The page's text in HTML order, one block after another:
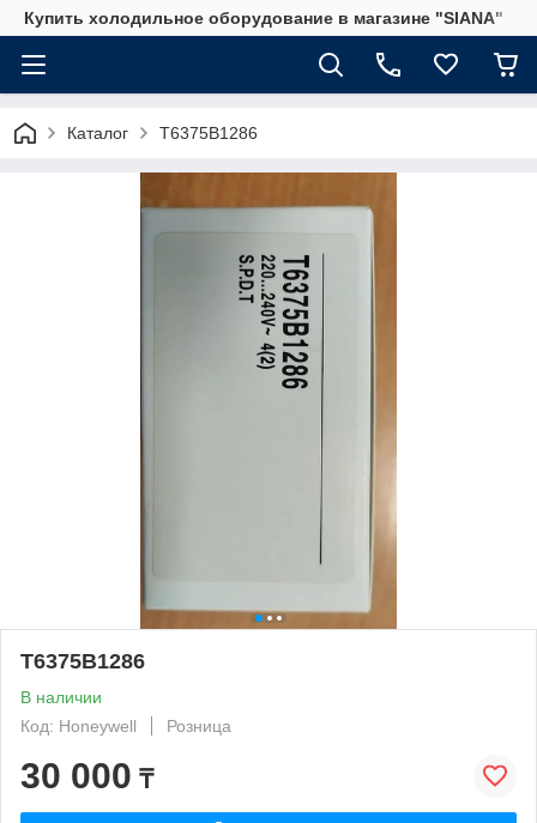
Купить холодильное оборудование в магазине "SIANA"
Каталог T6375B1286
T6375B1286
В наличии
Код: Honeywell
Розница
30 000 ₸